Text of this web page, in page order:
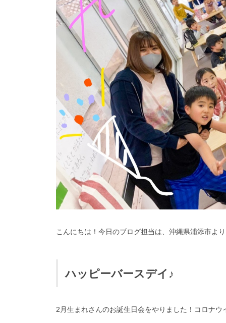
こんにちは！今日のブログ担当は、沖縄県浦添市よ
ハッピーバースデイ♪
2月生まれさんのお誕生日会をやりました！コロナ